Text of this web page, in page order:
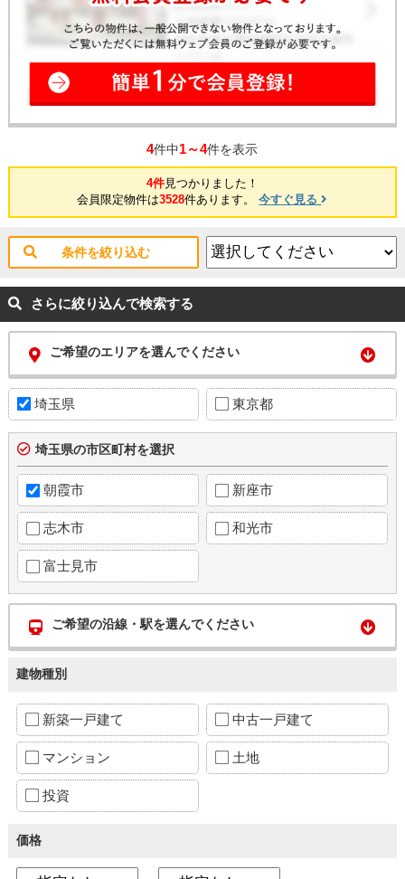
4件中1～4件を表示
4件見つかりました！
会員限定物件は3528件あります。今すぐ見る
条件を絞り込む
さらに絞り込んで検索する
ご希望のエリアを選んでください
埼玉県 東京都
埼玉県の市区町村を選択
朝霞市 新座市
志木市 和光市
富士見市
ご希望の沿線・駅を選んでください
建物種別
新築一戸建て 中古一戸建て
マンション 土地
投資
価格